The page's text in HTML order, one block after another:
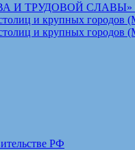
ТРУДОВОЙ СЛАВЫ»
и крупных городов
и крупных городов
РФ